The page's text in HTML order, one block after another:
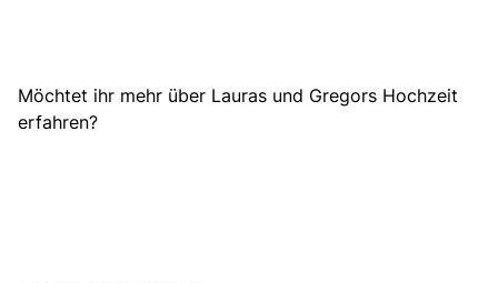
Möchtet ihr mehr über Lauras und Gregors Hochzeit
erfahren?